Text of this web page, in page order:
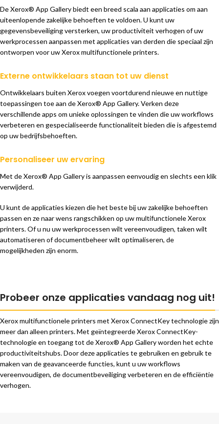
De Xerox® App Gallery biedt een breed scala aan applicaties om aan
uiteenlopende zakelijke behoeften te voldoen. U kunt uw
gegevensbeveiliging versterken, uw productiviteit verhogen of uw
werkprocessen aanpassen met applicaties van derden die speciaal zijn
ontworpen voor uw Xerox multifunctionele printers.
Externe ontwikkelaars staan tot uw dienst
Ontwikkelaars buiten Xerox voegen voortdurend nieuwe en nuttige
toepassingen toe aan de Xerox® App Gallery. Verken deze
verschillende apps om unieke oplossingen te vinden die uw workflows
verbeteren en gespecialiseerde functionaliteit bieden die is afgestemd
op uw bedrijfsbehoeften.
Personaliseer uw ervaring
Met de Xerox® App Gallery is aanpassen eenvoudig en slechts een klik
verwijderd.
U kunt de applicaties kiezen die het beste bij uw zakelijke behoeften
passen en ze naar wens rangschikken op uw multifunctionele Xerox
printers. Of u nu uw werkprocessen wilt vereenvoudigen, taken wilt
automatiseren of documentbeheer wilt optimaliseren, de
mogelijkheden zijn enorm.
Probeer onze applicaties vandaag nog uit!
Xerox multifunctionele printers met Xerox ConnectKey technologie zijn
meer dan alleen printers. Met geïntegreerde Xerox ConnectKey-
technologie en toegang tot de Xerox® App Gallery worden het echte
productiviteitshubs. Door deze applicaties te gebruiken en gebruik te
maken van de geavanceerde functies, kunt u uw workflows
vereenvoudigen, de documentbeveiliging verbeteren en de efficiëntie
verhogen.